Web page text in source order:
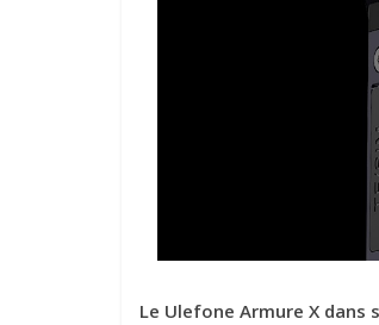
Le Ulefone Armure X dans